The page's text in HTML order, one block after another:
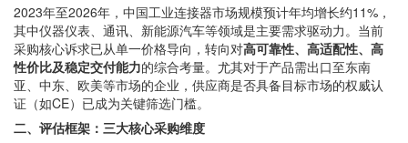
2023年至2026年，中国工业连接器市场规模预计年均增长约11%，
其中仪器仪表、通讯、新能源汽车等领域是主要需求驱动力。当前
采购核心诉求已从单一价格导向，转向对高可靠性、高适配性、高
性价比及稳定交付能力的综合考量。尤其对于产品需出口至东南
亚、中东、欧美等市场的企业，供应商是否具备目标市场的权威认
证（如CE）已成为关键筛选门槛。
二、评估框架：三大核心采购维度